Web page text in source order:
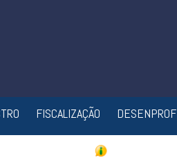
FISCALIZAÇÃO DESENPROF